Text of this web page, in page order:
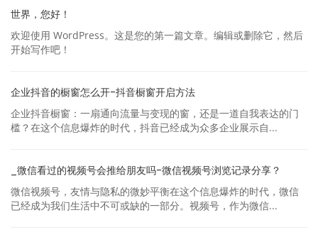
世界，您好！
欢迎使用 WordPress。这是您的第一篇文章。编辑或删除它，然后
开始写作吧！
企业抖音的橱窗怎么开-抖音橱窗开启方法
企业抖音橱窗：一扇通向流量与变现的窗，还是一道自我表达的门
槛？在这个信息爆炸的时代，抖音已经成为众多企业展示自...
_微信看过的视频号会推给朋友吗-微信视频号浏览记录分享？
微信视频号，友情与隐私的微妙平衡在这个信息爆炸的时代，微信
已经成为我们生活中不可或缺的一部分。视频号，作为微信...